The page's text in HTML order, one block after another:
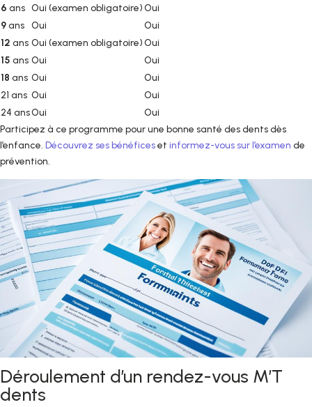
6 ans Oui (examen obligatoire)Oui
9ans Oui
Oui
12 ans Oui (examen obligatoire)Oui
15 ans Oui
Oui
18 ans Oui
Oui
21 ans Oui
Oui
24 ansOui
Oui
Participez à ce programme pour une bonne santé des dents dès
l’enfance. Découvrez ses bénéficeset informez-vous sur l’examen de
prévention.
Déroulement d’un rendez-vous M’T
dents